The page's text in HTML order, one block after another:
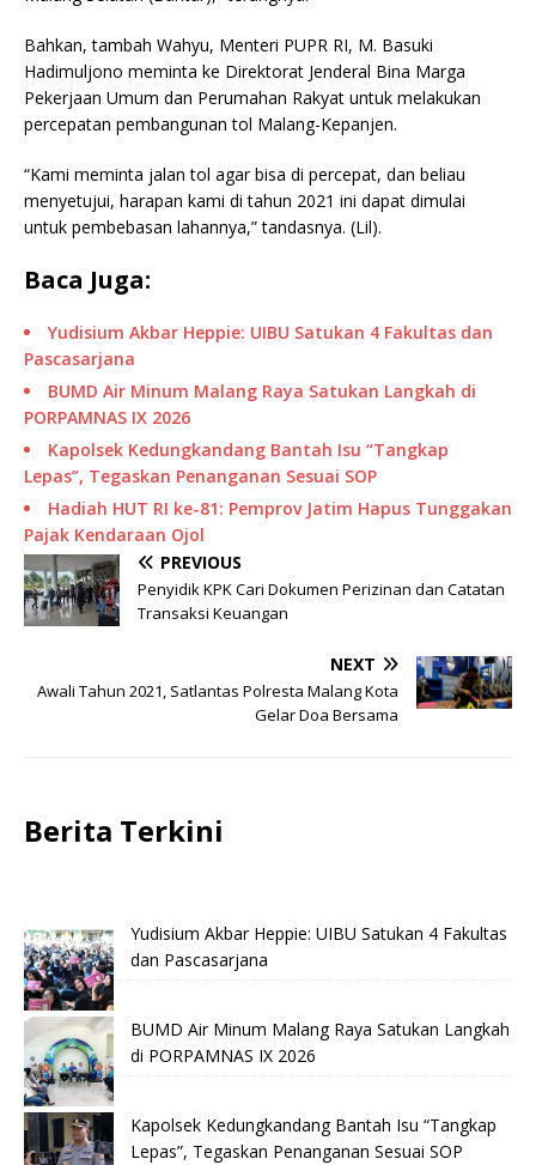
Bahkan, tambah Wahyu, Menteri PUPR RI, M. Basuki
Hadimuljono meminta ke Direktorat Jenderal Bina Marga
Pekerjaan Umum dan Perumahan Rakyat untuk melakukan
percepatan pembangunan tol Malang-Kepanjen.
“Kami meminta jalan tol agar bisa di percepat, dan beliau
menyetujui, harapan kami di tahun 2021 ini dapat dimulai
untuk pembebasan lahannya,” tandasnya. (Lil).
Baca Juga:
Yudisium Akbar Heppie: UIBU Satukan 4 Fakultas dan
Pascasarjana
BUMD Air Minum Malang Raya Satukan Langkah di
PORPAMNAS IX 2026
Kapolsek Kedungkandang Bantah Isu “Tangkap
Lepas”, Tegaskan Penanganan Sesuai SOP
Hadiah HUT RI ke-81: Pemprov Jatim Hapus Tunggakan
Pajak Kendaraan Ojol
PREVIOUS
Penyidik KPK Cari Dokumen Perizinan dan Catatan
Transaksi Keuangan
NEXT
Awali Tahun 2021, Satlantas Polresta Malang Kota
Gelar Doa Bersama
Berita Terkini
Yudisium Akbar Heppie: UIBU Satukan 4 Fakultas
dan Pascasarjana
BUMD Air Minum Malang Raya Satukan Langkah
di PORPAMNAS IX 2026
Kapolsek Kedungkandang Bantah Isu “Tangkap
Lepas”, Tegaskan Penanganan Sesuai SOP